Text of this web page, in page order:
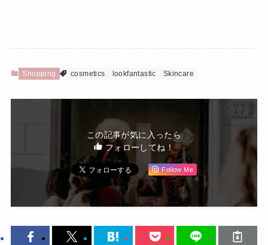
Shopping cosmetics lookfantastic Skincare
この記事が気に入ったら
フォローしてね！
Follow Me